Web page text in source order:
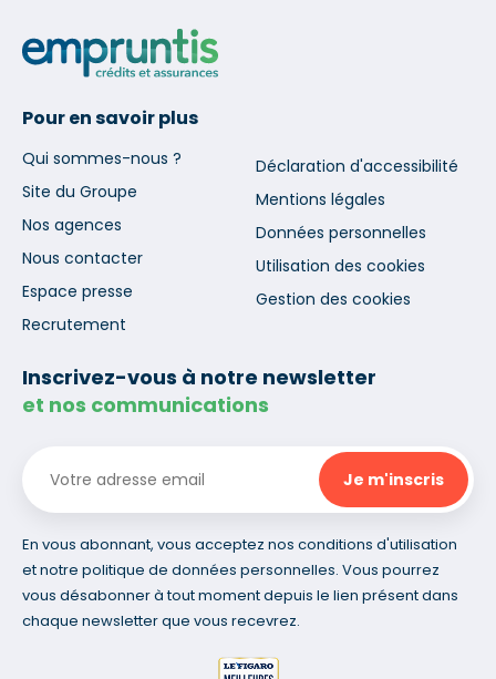
Pour en savoir plus
Qui sommes-nous ?
Site du Groupe
Nos agences
Nous contacter
Espace presse
Recrutement
Déclaration d'accessibilité
Mentions légales
Données personnelles
Utilisation des cookies
Gestion des cookies
Inscrivez-vous à notre newsletter
et nos communications
En vous abonnant, vous acceptez nos conditions d'utilisation
et notre politique de données personnelles. Vous pourrez
vous désabonner à tout moment depuis le lien présent dans
chaque newsletter que vous recevrez.